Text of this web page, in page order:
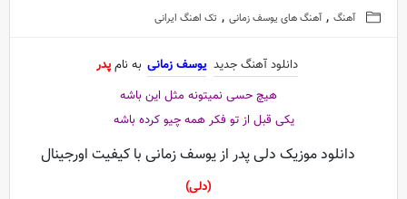
آهنگ , آهنگ های یوسف زمانی , تک اهنگ ایرانی
دانلود آهنگ جدید یوسف زمانی به نامپدر
هیچ حسی نمیتونه مثل این باشه
یکی قبل از تو فکر همه چیو کرده باشه
دانلود موزیک دلی پدر از یوسف زمانی با کیفیت اورجینال
(دلی)